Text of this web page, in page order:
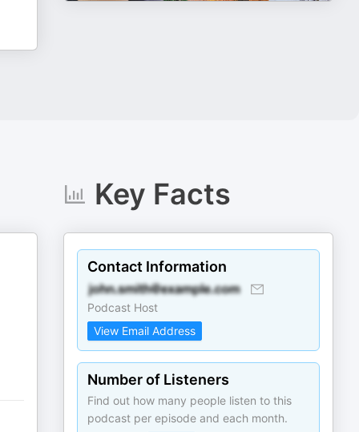
Key Facts
Contact Information
Podcast Host
View Email Address
Number of Listeners
Find out how many people listen to this
podcast per episode and each month.